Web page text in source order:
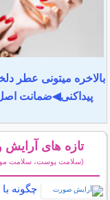
بالاخره میتونی عطر
پیداکنی◀ضمانت
تازه های آرایش
(سلامت پوست، سلامت
چگونه